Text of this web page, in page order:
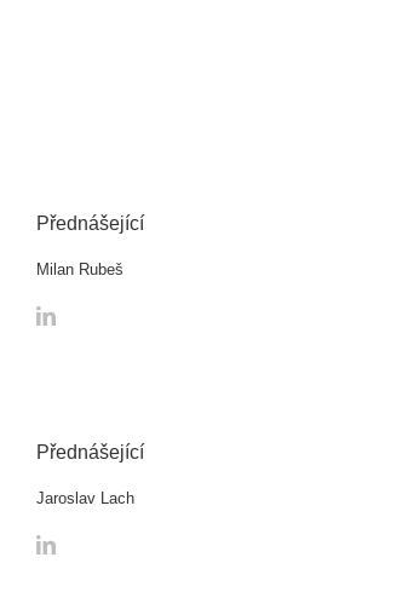
Přednášející
Milan Rubeš
Přednášející
Jaroslav Lach